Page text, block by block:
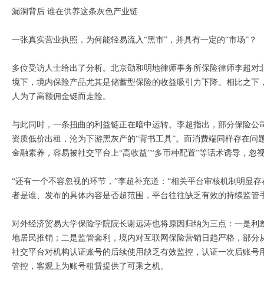
漏洞背后 谁在供养这条灰色产业链
一张真实营业执照，为何能轻易流入“黑市”，并具有一定的“市场”？
多位受访人士给出了分析。北京劭和明地律师事务所保险律师李超
境下，境内保险产品尤其是储蓄型保险的收益吸引力下降。相比之
人为了高额佣金铤而走险。
与此同时，一条扭曲的利益链正在暗中运转。李超指出，部分保险
资质低价出租，沦为下游黑灰产的“背书工具”。而消费端同样存在
金融素养，容易被社交平台上“高收益”“多币种配置”等话术诱导，
“还有一个不容忽视的环节，”李超补充道：“相关平台审核机制明显
者是谁、发布的具体内容是否超范围，平台往往缺乏有效的持续监
对外经济贸易大学保险学院院长谢远涛也将原因归纳为三点：一是
地居民推销；二是监管套利，境内对互联网保险营销日趋严格，部
社交平台对机构认证账号的后续使用缺乏有效监控，认证一次后账
管控，客观上为账号租赁提供了可乘之机。